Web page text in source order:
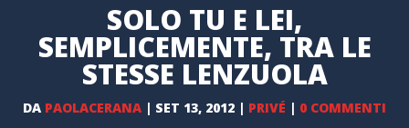
SOLO TU E LEI,
SEMPLICEMENTE, TRA LE
STESSE LENZUOLA
DA PAOLACERANA | SET 13, 2012 | PRIVÉ | 0 COMMENTI